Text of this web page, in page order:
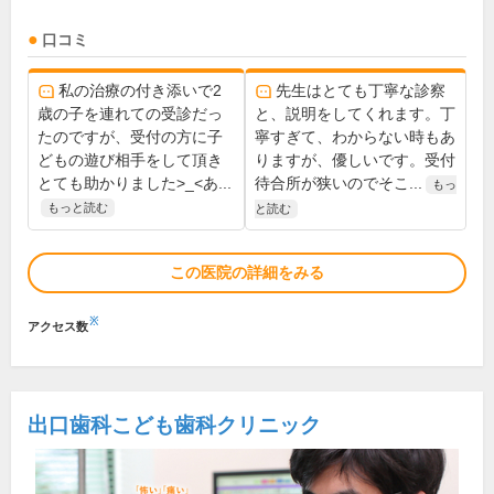
口コミ
私の治療の付き添いで2
歳の子を連れての受診だっ
たのですが、受付の方に子
どもの遊び相手をして頂き
とても助かりました>_<あ...
もっと読む
先生はとても丁寧な診察
と、説明をしてくれます。丁
寧すぎて、わからない時もあ
りますが、優しいです。受付
待合所が狭いのでそこ...
もっ
と読む
この医院の詳細をみる
アクセス数※
出口歯科こども歯科クリニック